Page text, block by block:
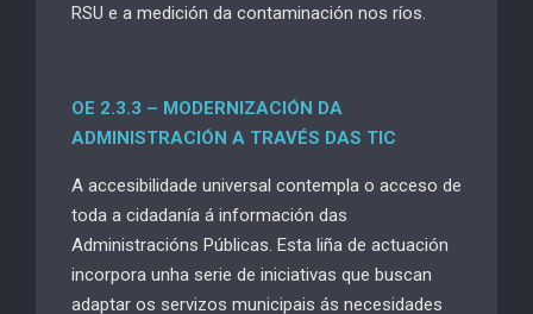
RSU e a medición da contaminación nos ríos.
OE 2.3.3 – MODERNIZACIÓN DA
ADMINISTRACIÓN A TRAVÉS DAS TIC
A accesibilidade universal contempla o acceso de
toda a cidadanía á información das
Administracións Públicas. Esta liña de actuación
incorpora unha serie de iniciativas que buscan
adaptar os servizos municipais ás necesidades